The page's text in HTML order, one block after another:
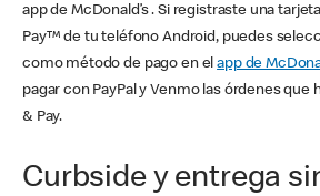
app de McDonald’s . Si registraste una
Pay™ de tu teléfono Android, puedes
como método de pago en elapp de
pagar con PayPal y Venmo las órdenes que
& Pay.
Curbside y entrega